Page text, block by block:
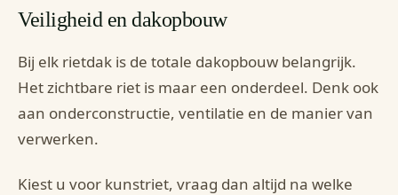
Veiligheid en dakopbouw
Bij elk rietdak is de totale dakopbouw belangrijk.
Het zichtbare riet is maar een onderdeel. Denk ook
aan onderconstructie, ventilatie en de manier van
verwerken.
Kiest u voor kunstriet, vraag dan altijd na welke